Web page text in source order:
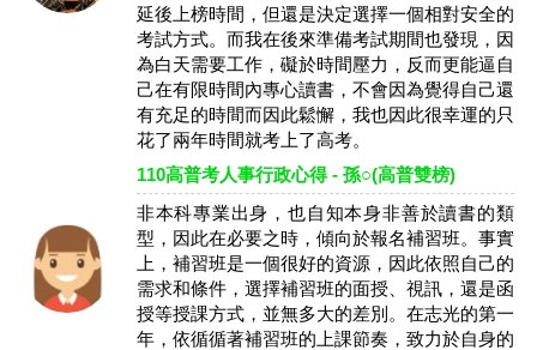
延後上榜時間，但還是決定選擇一個相對安全的
考試方式。而我在後來準備考試期間也發現，因
為白天需要工作，礙於時間壓力，反而更能逼自
己在有限時間內專心讀書，不會因為覺得自己還
有充足的時間而因此鬆懈，我也因此很幸運的只
花了兩年時間就考上了高考。
110高普考人事行政心得 - 孫○(高普雙榜)
非本科專業出身，也自知本身非善於讀書的類
型，因此在必要之時，傾向於報名補習班。事實
上，補習班是一個很好的資源，因此依照自己的
需求和條件，選擇補習班的面授、視訊，還是函
授等授課方式，並無多大的差別。在志光的第一
年，依循循著補習班的上課節奏，致力於自身的